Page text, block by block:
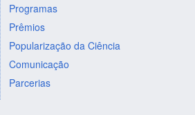
Programas
Prêmios
Popularização da Ciência
Comunicação
Parcerias